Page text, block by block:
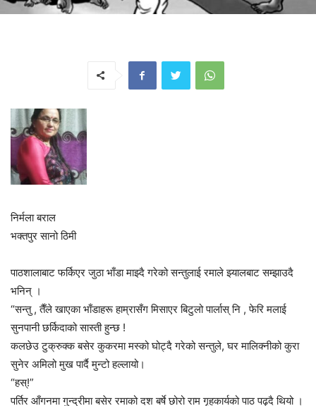
निर्मला बराल
भक्तपुर सानो ठिमी
पाठशालाबाट फर्किएर जुठा भाँडा माझ्दै गरेको सन्तुलाई रमाले झ्यालबाट सम्झाउदै
भनिन् ।
“सन्तु , तैँले खाएका भाँडाहरू हाम्रासँग मिसाएर बिटुलो पार्लास् नि , फेरि मलाई
सुनपानी छर्किदाको सास्ती हुन्छ !
कलछेउ टुक्रुक्क बसेर कुकरमा मस्को घोट्दै गरेको सन्तुले, घर मालिक्नीको कुरा
सुनेर अमिलो मुख पार्दै मुन्टो हल्लायो।
“हस्!”
पर्तिर आँगनमा गुन्द्रीमा बसेर रमाको दश बर्षे छोरो राम गृहकार्यको पाठ पढ्दै थियो ।